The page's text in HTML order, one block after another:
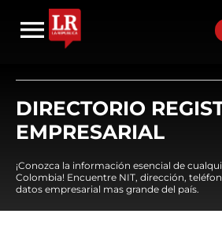
DIRECTORIO
EMPRESARIAL
¡Conozca la información esencial de
Colombia! Encuentre NIT, dirección,
datos empresarial mas grande del país.